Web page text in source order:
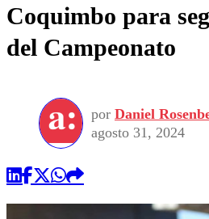
Coquimbo para
del Campeonato
por Daniel
agosto 31, 2024